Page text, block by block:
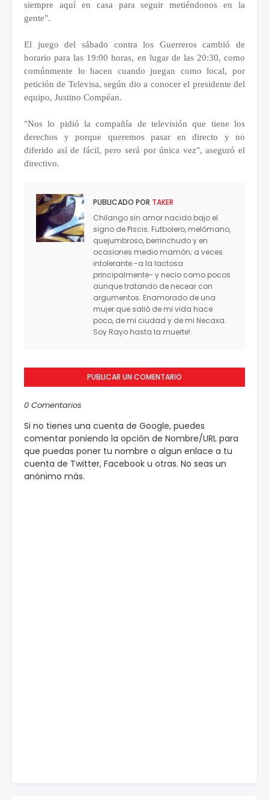
siempre aquí en casa para seguir metiéndonos en la
gente".
El juego del sábado contra los Guerreros cambió de
horario para las 19:00 horas, en lugar de las 20:30, como
comúnmente lo hacen cuando juegan como local, por
petición de Televisa, según dio a conocer el presidente del
equipo, Justino Compéan.
"Nos lo pidió la compañía de televisión que tiene los
derechos y porque queremos pasar en directo y no
diferido así de fácil, pero será por única vez", aseguró el
directivo.
PUBLICADO POR TAKER
Chilango sin amor nacido bajo el
signo de Piscis. Futbolero, melómano,
quejumbroso, berrinchudo y en
ocasiones medio mamón; a veces
intolerante -a la lactosa
principalmente- y necio como pocos
aunque tratando de necear con
argumentos. Enamorado de una
mujer que salió de mi vida hace
poco, de mi ciudad y de mi Necaxa.
Soy Rayo hasta la muerte!.
PUBLICAR UN COMENTARIO
0 Comentarios
Si no tienes una cuenta de Google, puedes
comentar poniendo la opción de Nombre/URL para
que puedas poner tu nombre o algun enlace a tu
cuenta de Twitter, Facebook u otras. No seas un
anónimo más.